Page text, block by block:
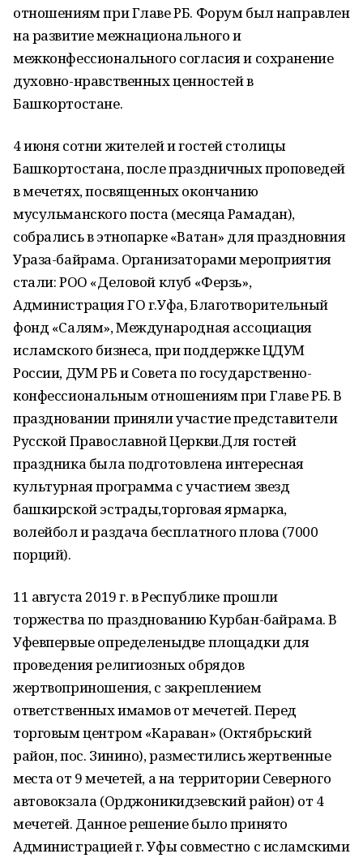
отношениям при Главе РБ. Форум был направлен
на развитие межнационального и
межконфессионального согласия и сохранение
духовно-нравственных ценностей в
Башкортостане.
4 июня сотни жителей и гостей столицы
Башкортостана, после праздничных проповедей
в мечетях, посвященных окончанию
мусульманского поста (месяца Рамадан),
собрались в этнопарке «Ватан» для праздновния
Ураза-байрама. Организаторами мероприятия
стали: РОО «Деловой клуб «Ферзь»,
Администрация ГО г.Уфа, Благотворительный
фонд «Салям», Международная ассоциация
исламского бизнеса, при поддержке ЦДУМ
России, ДУМ РБ и Совета по государственно-
конфессиональным отношениям при Главе РБ. В
праздновании приняли участие представители
Русской Православной Церкви.Для гостей
праздника была подготовлена интересная
культурная программа с участием звезд
башкирской эстрады,торговая ярмарка,
волейбол и раздача бесплатного плова (7000
порций).
11 августа 2019 г. в Республике прошли
торжества по празднованию Курбан-байрама. В
Уфевпервые определеныдве площадки для
проведения религиозных обрядов
жертвоприношения, с закреплением
ответственных имамов от мечетей. Перед
торговым центром «Караван» (Октябрьский
район, пос. Зинино), разместились жертвенные
места от 9 мечетей, а на территории Северного
автовокзала (Орджоникидзевский район) от 4
мечетей. Данное решение было принято
Администрацией г. Уфы совместно с исламскими